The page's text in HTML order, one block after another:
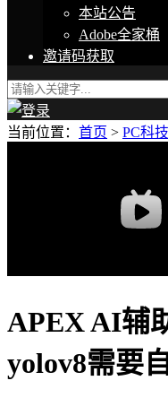
本站公告
Adobe全家桶
邀请码获取
当前位置： 首页 > PC科技
APEX AI辅
yolov8需要